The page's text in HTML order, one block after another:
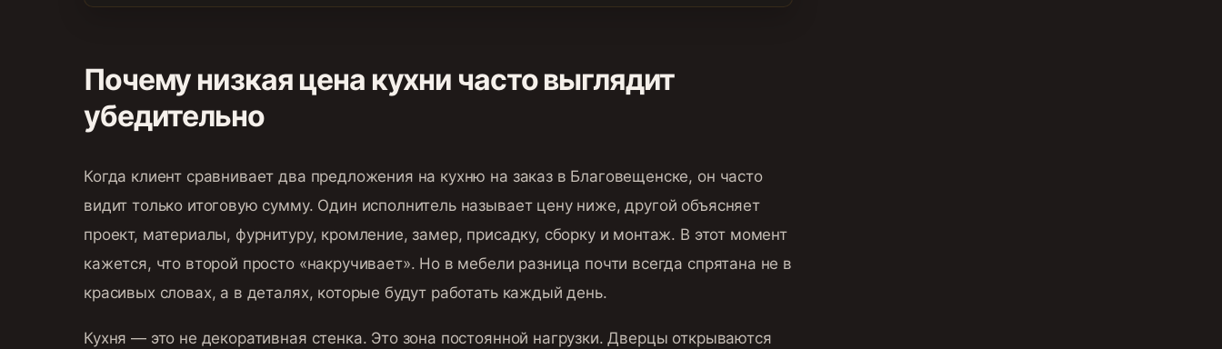
Почему низкая цена кухни часто выглядит
убедительно
Когда клиент сравнивает два предложения на кухню на заказ в Благовещенске, он часто
видит только итоговую сумму. Один исполнитель называет цену ниже, другой объясняет
проект, материалы, фурнитуру, кромление, замер, присадку, сборку и монтаж. В этот момент
кажется, что второй просто «накручивает». Но в мебели разница почти всегда спрятана не в
красивых словах, а в деталях, которые будут работать каждый день.
Кухня — это не декоративная стенка. Это зона постоянной нагрузки. Дверцы открываются